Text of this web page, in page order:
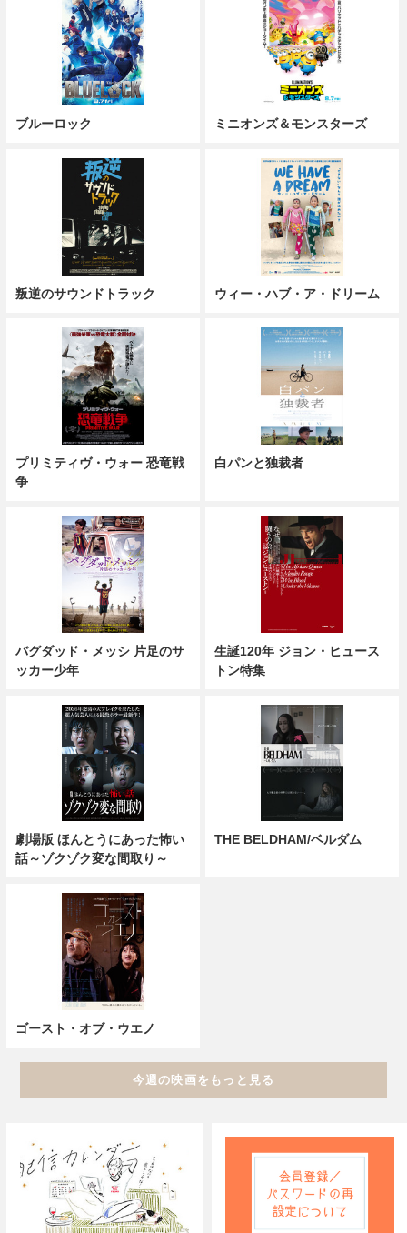
ブルーロック ミニオンズ＆モンスターズ
叛逆のサウンドトラック ウィー・ハブ・ア・ドリーム
プリミティヴ・ウォー 恐竜戦
争
白パンと独裁者
バグダッド・メッシ 片足のサ
ッカー少年
生誕120年 ジョン・ヒュース
トン特集
劇場版 ほんとうにあった怖い
話～ゾクゾク変な間取り～
THE BELDHAM/ベルダム
ゴースト・オブ・ウエノ
今週の映画をもっと見る